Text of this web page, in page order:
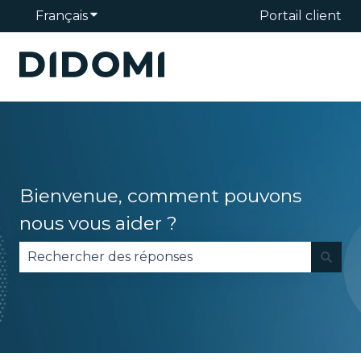
FrançaisAfficher le sous-menu pour lesPortail client
Bienvenue, comment pouvons
nous vous aider ?